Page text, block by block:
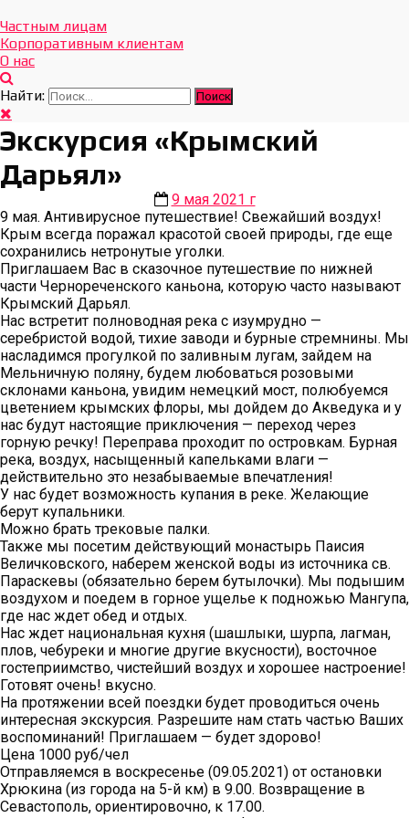
Отдых Без Границ
Эксклюзивные экскурсии по Севастополю и Крыму
Частным лицам
Корпоративным клиентам
О нас
Найти:
Экскурсия «Крымский
Дарьял»
9 мая 2021 г
9 мая. Антивирусное путешествие! Свежайший воздух!
Крым всегда поражал красотой своей природы, где еще
сохранились нетронутые уголки.
Приглашаем Вас в сказочное путешествие по нижней
части Чернореченского каньона, которую часто называют
Крымский Дарьял.
Нас встретит полноводная река с изумрудно —
серебристой водой, тихие заводи и бурные стремнины. Мы
насладимся прогулкой по заливным лугам, зайдем на
Мельничную поляну, будем любоваться розовыми
склонами каньона, увидим немецкий мост, полюбуемся
цветением крымских флоры, мы дойдем до Акведука и у
нас будут настоящие приключения — переход через
горную речку! Переправа проходит по островкам. Бурная
река, воздух, насыщенный капельками влаги —
действительно это незабываемые впечатления!
У нас будет возможность купания в реке. Желающие
берут купальники.
Можно брать трековые палки.
Также мы посетим действующий монастырь Паисия
Величковского, наберем женской воды из источника св.
Параскевы (обязательно берем бутылочки). Мы подышим
воздухом и поедем в горное ущелье к подножью Мангупа,
где нас ждет обед и отдых.
Нас ждет национальная кухня (шашлыки, шурпа, лагман,
плов, чебуреки и многие другие вкусности), восточное
гостеприимство, чистейший воздух и хорошее настроение!
Готовят очень! вкусно.
На протяжении всей поездки будет проводиться очень
интересная экскурсия. Разрешите нам стать частью Ваших
воспоминаний! Приглашаем — будет здорово!
Цена 1000 руб/чел
Отправляемся в воскресенье (09.05.2021) от остановки
Хрюкина (из города на 5-й км) в 9.00. Возвращение в
Севастополь, ориентировочно, к 17.00.